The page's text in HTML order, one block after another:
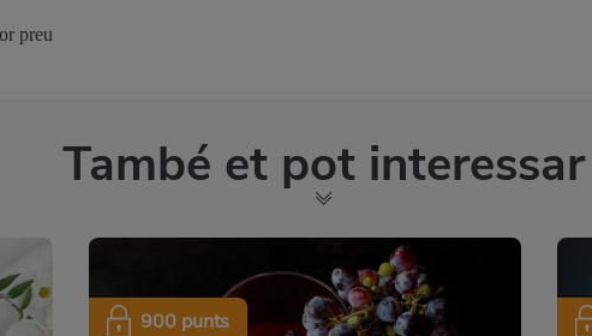
preu
També et pot interessar
900 punts